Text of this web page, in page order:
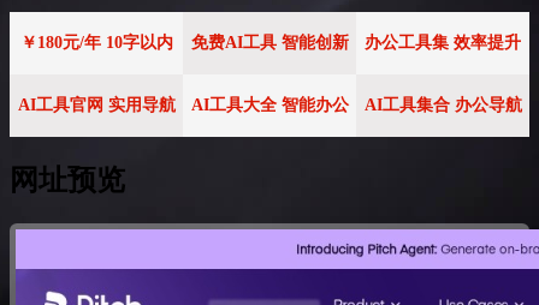
￥180元/年 10字以内 免费AI工具 智能创新 办公工具集 效率提升
AI工具官网 实用导航 AI工具大全 智能办公 AI工具集合 办公导航
网址预览